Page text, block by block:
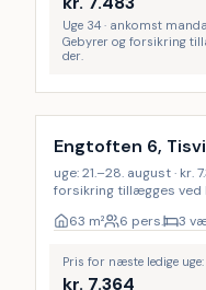
Uge 34 · ankomst
Gebyrer og forsikring
der.
Inkl. rengøring
Engtoften 6,
uge: 21.–28. august · kr.
forsikring tillægges ved
63 m² 6 pers. 3
Pris for næste ledige
kr. 7.364